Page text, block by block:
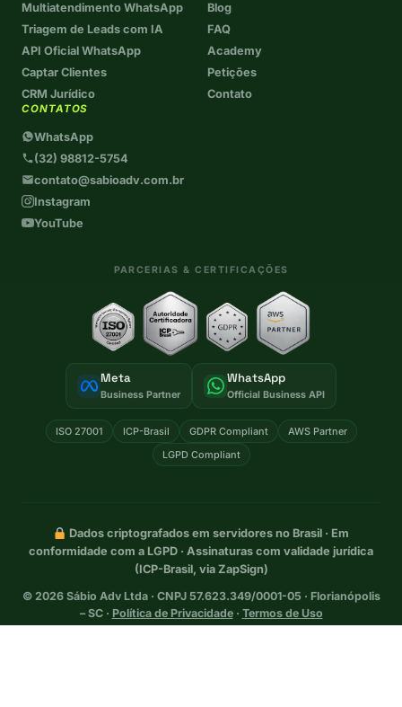
PARCERIAS & CERTIFICAÇÕES
Meta
Business Partner
WhatsApp
Official Business API
ISO 27001 ICP-Brasil GDPR Compliant
AWS Partner
LGPD Compliant
Multiatendimento WhatsApp
Triagem de Leads com IA
API Oficial WhatsApp
Captar Clientes
CRM Jurídico
Blog
FAQ
Academy
Petições
Contato
CONTATOS
WhatsApp
(32) 98812-5754
contato@sabioadv.com.br
Instagram
YouTube
Dados criptografados em servidores no Brasil · Em
conformidade com a LGPD · Assinaturas com validade jurídica
(ICP-Brasil, via ZapSign)
© 2026Sábio Adv Ltda · CNPJ 57.623.349/0001-05 · Florianópolis
– SC · Política de Privacidade· Termos de Uso